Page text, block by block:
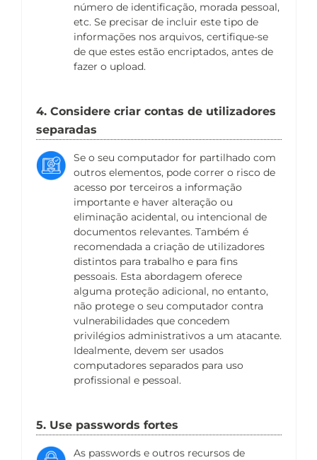
número de identificação, morada pessoal,
etc. Se precisar de incluir este tipo de
informações nos arquivos, certifique-se
de que estes estão encriptados, antes de
fazer o upload.
4. Considere criar contas de utilizadores
separadas
Se o seu computador for partilhado com
outros elementos, pode correr o risco de
acesso por terceiros a informação
importante e haver alteração ou
eliminação acidental, ou intencional de
documentos relevantes. Também é
recomendada a criação de utilizadores
distintos para trabalho e para fins
pessoais. Esta abordagem oferece
alguma proteção adicional, no entanto,
não protege o seu computador contra
vulnerabilidades que concedem
privilégios administrativos a um atacante.
Idealmente, devem ser usados
computadores separados para uso
profissional e pessoal.
5. Use passwords fortes
As passwords e outros recursos de